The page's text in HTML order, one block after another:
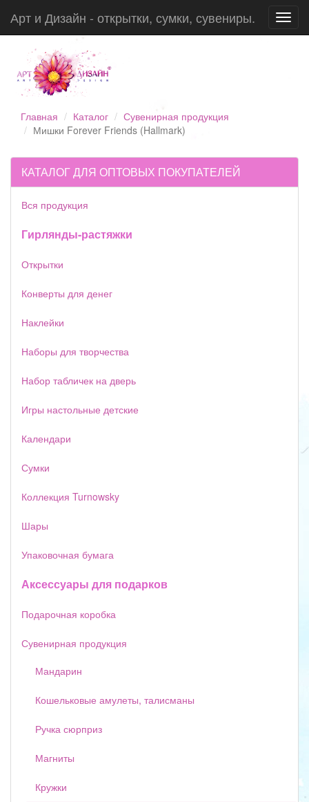
Арт и Дизайн - открытки, сумки, сувениры.
Главная Каталог
Сувенирная продукция
Мишки Forever Friends (Hallmark)
КАТАЛОГ ДЛЯ ОПТОВЫХ ПОКУПАТЕЛЕЙ
Вся продукция
Гирлянды-растяжки
Открытки
Конверты для денег
Наклейки
Наборы для творчества
Набор табличек на дверь
Игры настольные детские
Календари
Сумки
Коллекция Turnowsky
Шары
Упаковочная бумага
Аксессуары для подарков
Подарочная коробка
Сувенирная продукция
Мандарин
Кошельковые амулеты, талисманы
Ручка сюрприз
Магниты
Кружки